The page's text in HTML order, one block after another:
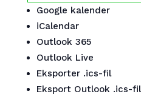
Google kalender
iCalendar
Outlook 365
Outlook Live
Eksporter .ics-fil
Eksport Outlook .ics-fil